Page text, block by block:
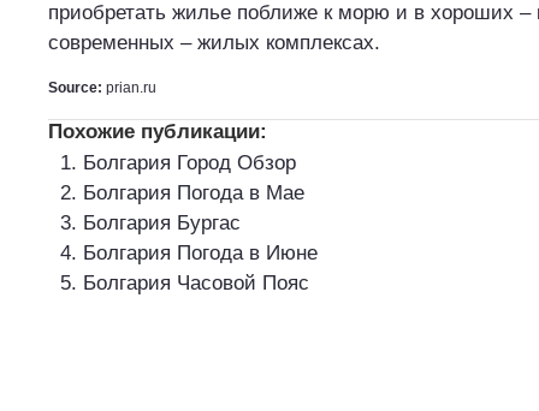
приобретать жилье поближе к морю и в хороших –
современных – жилых комплексах.
Source: prian.ru
Похожие публикации:
Болгария Город Обзор
Болгария Погода в Мае
Болгария Бургас
Болгария Погода в Июне
Болгария Часовой Пояс